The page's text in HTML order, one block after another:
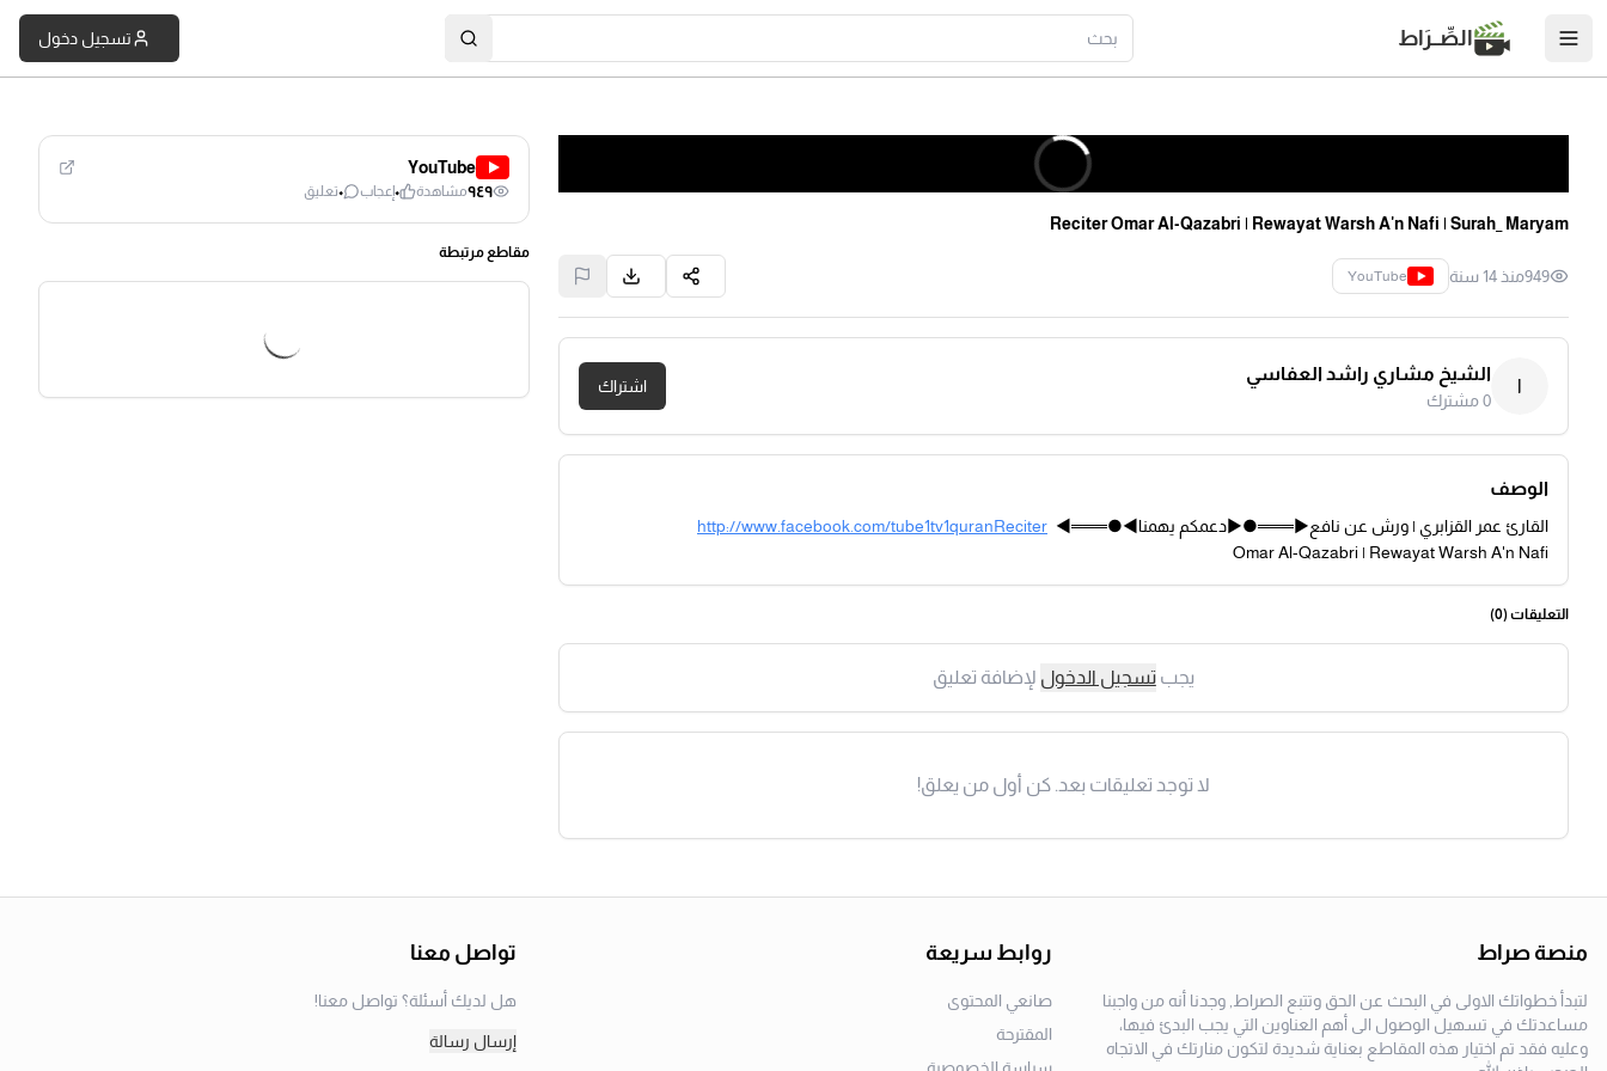
الصِّــرَاط تسجيل دخول
Reciter Omar Al-Qazabri | Rewayat Warsh A'n Nafi | Surah_ Maryam
949منذ 14 سنة YouTube
ا
الشيخ مشاري راشد العفاسي
0مشترك
اشتراك
الوصف
القارئ عمر القزابري | ورش عن نافع►═══●►دعمكم يهمنا◄●═══◄ http://www.facebook.com/tube1tv1quranReciter
Omar Al-Qazabri | Rewayat Warsh A'n Nafi
التعليقات (0
)
يجبتسجيل الدخول لإضافة تعليق
لا توجد تعليقات بعد. كن أول من يعلق!
YouTube
٩٤٩مشاهدة ٠إعجاب ٠تعليق
مقاطع مرتبطة
منصة صراط
لتبدأ خطواتك الاولى في البحث عن الحق وتتبع الصراط, وجدنا أنه من واجبنا
مساعدتك في تسهيل الوصول الى أهم العناوين التي يجب البدئ فيها،
وعليه فقد تم اختيار هذه المقاطع بعناية شديدة لتكون منارتك في الاتجاه
روابط سريعة
صانعي المحتوى
المقترحة
تواصل معنا
هل لديك أسئلة؟ تواصل معنا!
إرسال رسالة